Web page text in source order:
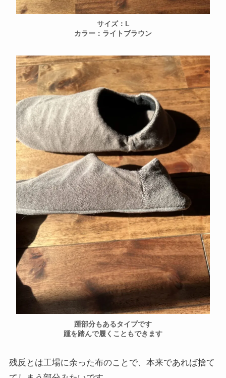
サイズ：L
カラー：ライトブラウン
踵部分もあるタイプです
踵を踏んで履くこともできます
残反とは工場に余った布のことで、本来であれば捨て